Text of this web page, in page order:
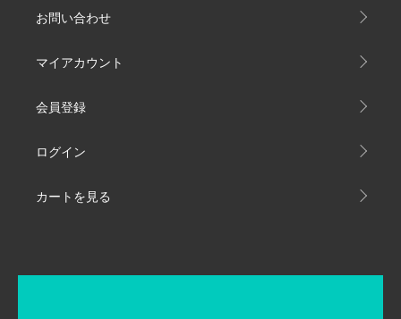
お問い合わせ
マイアカウント
会員登録
ログイン
カートを見る